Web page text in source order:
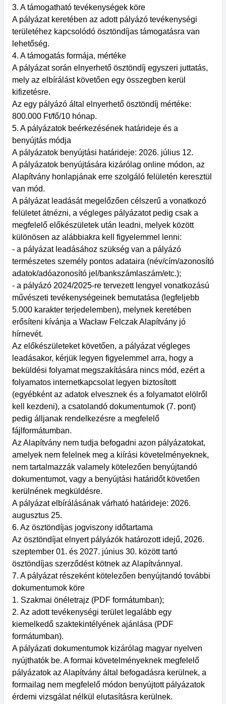
3. A támogatható tevékenységek köre
A pályázat keretében az adott pályázó tevékenységi
területéhez kapcsolódó ösztöndíjas támogatásra van
lehetőség.
4. A támogatás formája, mértéke
A pályázat során elnyerhető ösztöndíj egyszeri juttatás,
mely az elbírálást követően egy összegben kerül
kifizetésre.
Az egy pályázó által elnyerhető ösztöndíj mértéke:
800.000 Ft/fő/10 hónap.
5. A pályázatok beérkezésének határideje és a
benyújtás módja
A pályázatok benyújtási határideje: 2026. július 12.
A pályázatok benyújtására kizárólag online módon, az
Alapítvány honlapjának erre szolgáló felületén keresztül
van mód.
A pályázat leadását megelőzően célszerű a vonatkozó
felületet átnézni, a végleges pályázatot pedig csak a
megfelelő előkészületek után leadni, melyek között
különösen az alábbiakra kell figyelemmel lenni:
- a pályázat leadásához szükség van a pályázó
természetes személy pontos adataira (név/cím/azonosító
adatok/adóazonosító jel/bankszámlaszám/etc.);
- a pályázó 2024/2025-re tervezett lengyel vonatkozású
művészeti tevékenységeinek bemutatása (legfeljebb
5.000 karakter terjedelemben), melynek keretében
erősíteni kívánja a Wacław Felczak Alapítvány jó
hírnevét.
Az előkészületeket követően, a pályázat végleges
leadásakor, kérjük legyen figyelemmel arra, hogy a
beküldési folyamat megszakítására nincs mód, ezért a
folyamatos internetkapcsolat legyen biztosított
(egyébként az adatok elvesznek és a folyamatot elölről
kell kezdeni), a csatolandó dokumentumok (7. pont)
pedig álljanak rendelkezésre a megfelelő
fájlformátumban.
Az Alapítvány nem tudja befogadni azon pályázatokat,
amelyek nem felelnek meg a kiírási követelményeknek,
nem tartalmazzák valamely kötelezően benyújtandó
dokumentumot, vagy a benyújtási határidőt követően
kerülnének megküldésre.
A pályázat elbírálásának várható határideje: 2026.
augusztus 25.
6. Az ösztöndíjas jogviszony időtartama
Az ösztöndíjat elnyert pályázók határozott idejű, 2026.
szeptember 01. és 2027. június 30. között tartó
ösztöndíjas szerződést kötnek az Alapítvánnyal.
7. A pályázat részeként kötelezően benyújtandó további
dokumentumok köre
1. Szakmai önéletrajz (PDF formátumban);
2. Az adott tevékenységi terület legalább egy
kiemelkedő szaktekintélyének ajánlása (PDF
formátumban).
A pályázati dokumentumok kizárólag magyar nyelven
nyújthatók be. A formai követelményeknek megfelelő
pályázatok az Alapítvány által befogadásra kerülnek, a
formailag nem megfelelő módon benyújtott pályázatok
érdemi vizsgálat nélkül elutasításra kerülnek.